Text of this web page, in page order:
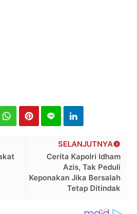
SELANJUTNYA
Cerita Kapolri Idham
Azis, Tak Peduli
Keponakan Jika Bersalah
Tetap Ditindak